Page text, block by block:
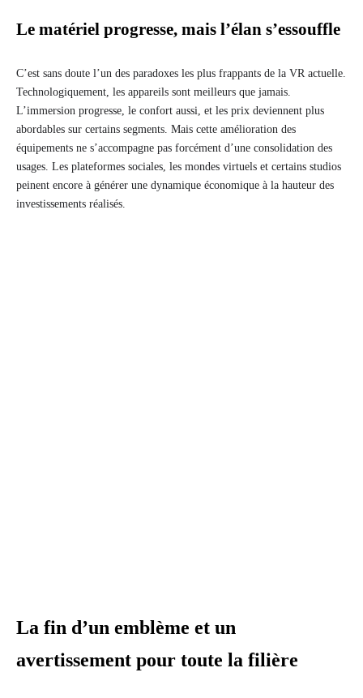
Le matériel progresse, mais l’élan s’essouffle
C’est sans doute l’un des paradoxes les plus frappants de la VR actuelle.
Technologiquement, les appareils sont meilleurs que jamais.
L’immersion progresse, le confort aussi, et les prix deviennent plus
abordables sur certains segments. Mais cette amélioration des
équipements ne s’accompagne pas forcément d’une consolidation des
usages. Les plateformes sociales, les mondes virtuels et certains studios
peinent encore à générer une dynamique économique à la hauteur des
investissements réalisés.
La fin d’un emblème et un
avertissement pour toute la filière